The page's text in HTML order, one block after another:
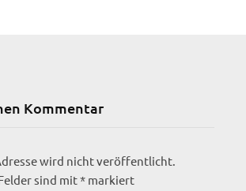
Kommentar
wird nicht veröffentlicht.
sind mit* markiert